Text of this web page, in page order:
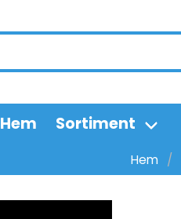
Hem Sortiment
Hem